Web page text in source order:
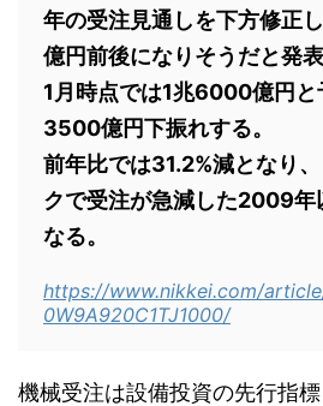
年の受注見通しを下方修正
億円前後になりそうだと発表
1月時点では1兆6000億円と
3500億円下振れする。
前年比では31.2%減となり
クで受注が急減した2009年
なる。
https://www.nikkei.com/
0W9A920C1TJ1000/
機械受注は設備投資の先行指